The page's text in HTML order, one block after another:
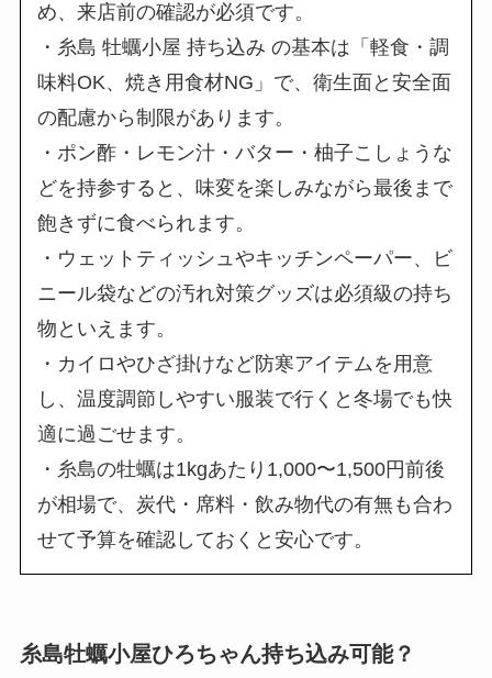
め、来店前の確認が必須です。
・糸島 牡蠣小屋 持ち込み の基本は「軽食・調
味料OK、焼き用食材NG」で、衛生面と安全面
の配慮から制限があります。
・ポン酢・レモン汁・バター・柚子こしょうな
どを持参すると、味変を楽しみながら最後まで
飽きずに食べられます。
・ウェットティッシュやキッチンペーパー、ビ
ニール袋などの汚れ対策グッズは必須級の持ち
物といえます。
・カイロやひざ掛けなど防寒アイテムを用意
し、温度調節しやすい服装で行くと冬場でも快
適に過ごせます。
・糸島の牡蠣は1kgあたり1,000〜1,500円前後
が相場で、炭代・席料・飲み物代の有無も合わ
せて予算を確認しておくと安心です。
糸島牡蠣小屋ひろちゃん持ち込み可能？